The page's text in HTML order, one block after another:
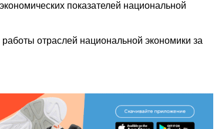
показателей национальной
отраслей национальной экономики за